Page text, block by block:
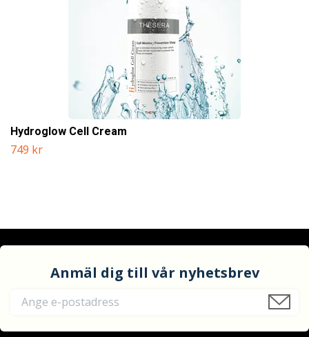
Hydroglow Cell Cream
749 kr
Anmäl dig till vår nyhetsbrev